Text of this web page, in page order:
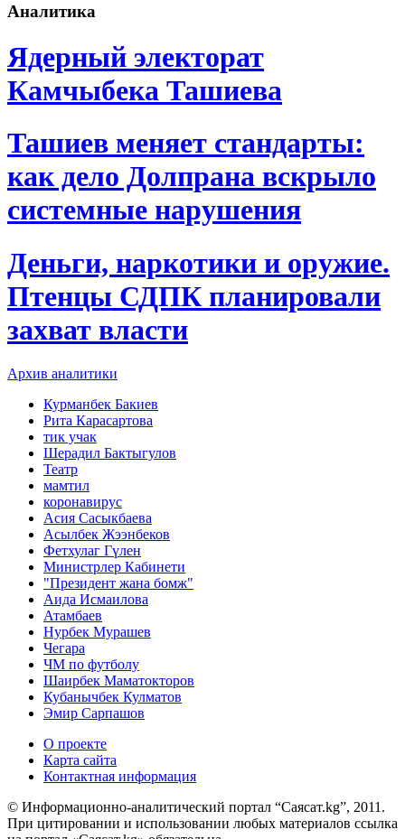
Аналитика
Ядерный электорат
Камчыбека Ташиева
Ташиев меняет стандарты:
как дело Долпрана вскрыло
системные нарушения
Деньги, наркотики и оружие.
Птенцы СДПК планировали
захват власти
Архив аналитики
Курманбек Бакиев
Рита Карасартова
тик учак
Шерадил Бактыгулов
Театр
мамтил
коронавирус
Асия Сасыкбаева
Асылбек Жээнбеков
Фетхулаг Гүлен
Министрлер Кабинети
"Президент жана бомж"
Аида Исмаилова
Атамбаев
Нурбек Мурашев
Чегара
ЧМ по футболу
Шаирбек Маматокторов
Кубанычбек Кулматов
Эмир Сарпашов
О проекте
Карта сайта
Контактная информация
© Информационно-аналитический портал “Саясат.kg”, 2011.
При цитировании и использовании любых материалов ссылка